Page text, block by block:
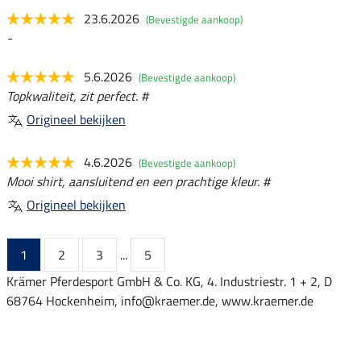
23.6.2026 (Bevestigde aankoop)
-
5.6.2026 (Bevestigde aankoop)
Topkwaliteit, zit perfect. #
Origineel bekijken
4.6.2026 (Bevestigde aankoop)
Mooi shirt, aansluitend en een prachtige kleur. #
Origineel bekijken
1 2 3 ...
5
Krämer Pferdesport GmbH & Co. KG, 4. Industriestr. 1 + 2, D
68764 Hockenheim, info@kraemer.de, www.kraemer.de